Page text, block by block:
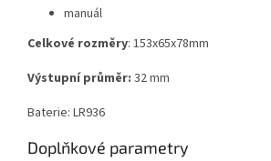
manuál
Celkové rozměry: 153x65x78mm
Výstupní průměr: 32 mm
Baterie: LR936
Doplňkové parametry